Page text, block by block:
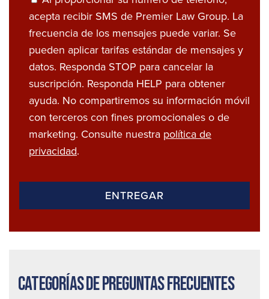
acepta recibir SMS de Premier Law Group. La
frecuencia de los mensajes puede variar. Se
pueden aplicar tarifas estándar de mensajes y
datos. Responda STOP para cancelar la
suscripción. Responda HELP para obtener
ayuda. No compartiremos su información móvil
con terceros con fines promocionales o de
marketing. Consulte nuestra política de
privacidad.
Categorías de preguntas frecuentes